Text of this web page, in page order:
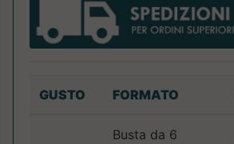
GUSTO FORMATO
Busta da 6